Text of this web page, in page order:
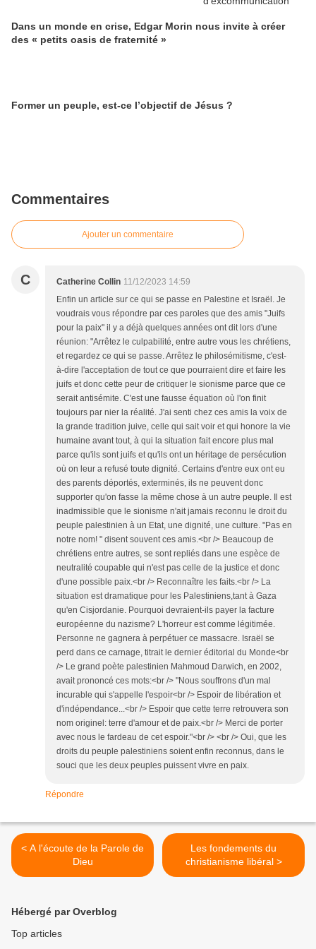
Dans un monde en crise, Edgar Morin nous invite à créer
des « petits oasis de fraternité »
Former un peuple, est-ce l’objectif de Jésus ?
Commentaires
Ajouter un commentaire
C Catherine Collin 11/12/2023 14:59
Enfin un article sur ce qui se passe en Palestine et Israël. Je
voudrais vous répondre par ces paroles que des amis "Juifs
pour la paix" il y a déjà quelques années ont dit lors d'une
réunion: "Arrêtez le culpabilité, entre autre vous les chrétiens,
et regardez ce qui se passe. Arrêtez le philosémitisme, c'est-
à-dire l'acceptation de tout ce que pourraient dire et faire les
juifs et donc cette peur de critiquer le sionisme parce que ce
serait antisémite. C'est une fausse équation où l'on finit
toujours par nier la réalité. J'ai senti chez ces amis la voix de
la grande tradition juive, celle qui sait voir et qui honore la vie
humaine avant tout, à qui la situation fait encore plus mal
parce qu'ils sont juifs et qu'ils ont un héritage de persécution
où on leur a refusé toute dignité. Certains d'entre eux ont eu
des parents déportés, exterminés, ils ne peuvent donc
supporter qu'on fasse la même chose à un autre peuple. Il est
inadmissible que le sionisme n'ait jamais reconnu le droit du
peuple palestinien à un Etat, une dignité, une culture. "Pas en
notre nom! " disent souvent ces amis.<br /> Beaucoup de
chrétiens entre autres, se sont repliés dans une espèce de
neutralité coupable qui n'est pas celle de la justice et donc
d'une possible paix.<br /> Reconnaître les faits.<br /> La
situation est dramatique pour les Palestiniens,tant à Gaza
qu'en Cisjordanie. Pourquoi devraient-ils payer la facture
européenne du nazisme? L'horreur est comme légitimée.
Personne ne gagnera à perpétuer ce massacre. Israël se
perd dans ce carnage, titrait le dernier éditorial du Monde<br
/> Le grand poète palestinien Mahmoud Darwich, en 2002,
avait prononcé ces mots:<br /> "Nous souffrons d'un mal
incurable qui s'appelle l'espoir<br /> Espoir de libération et
d'indépendance...<br /> Espoir que cette terre retrouvera son
nom originel: terre d'amour et de paix.<br /> Merci de porter
avec nous le fardeau de cet espoir."<br /> <br /> Oui, que les
droits du peuple palestiniens soient enfin reconnus, dans le
souci que les deux peuples puissent vivre en paix.
Répondre
< A l'écoute de la Parole de
Dieu
Les fondements du
christianisme libéral >
Hébergé par Overblog
Top articles